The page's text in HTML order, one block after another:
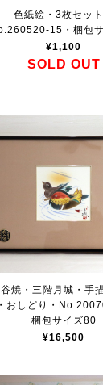
色紙絵・3枚セット
15・梱包
¥1,100
SOLD OUT
焼・三階月城・手
おしどり・
梱包サイズ80
¥16,500